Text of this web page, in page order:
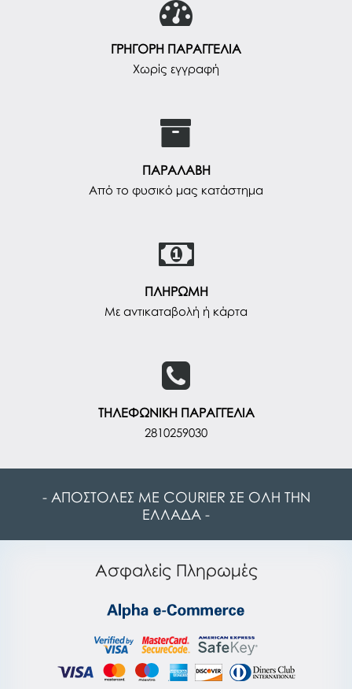
ΓΡΗΓΟΡΗ ΠΑΡΑΓΓΕΛΙΑ
Χωρίς εγγραφή
ΠΑΡΑΛΑΒΗ
Από το φυσικό μας κατάστημα
ΠΛΗΡΩΜΗ
Με αντικαταβολή ή κάρτα
ΤΗΛΕΦΩΝΙΚΗ ΠΑΡΑΓΓΕΛΙΑ
2810259030
- ΑΠΟΣΤΟΛΕΣ ΜΕ COURIER ΣΕ ΟΛΗ ΤΗΝ
ΕΛΛΑΔΑ -
Ασφαλείς Πληρωμές